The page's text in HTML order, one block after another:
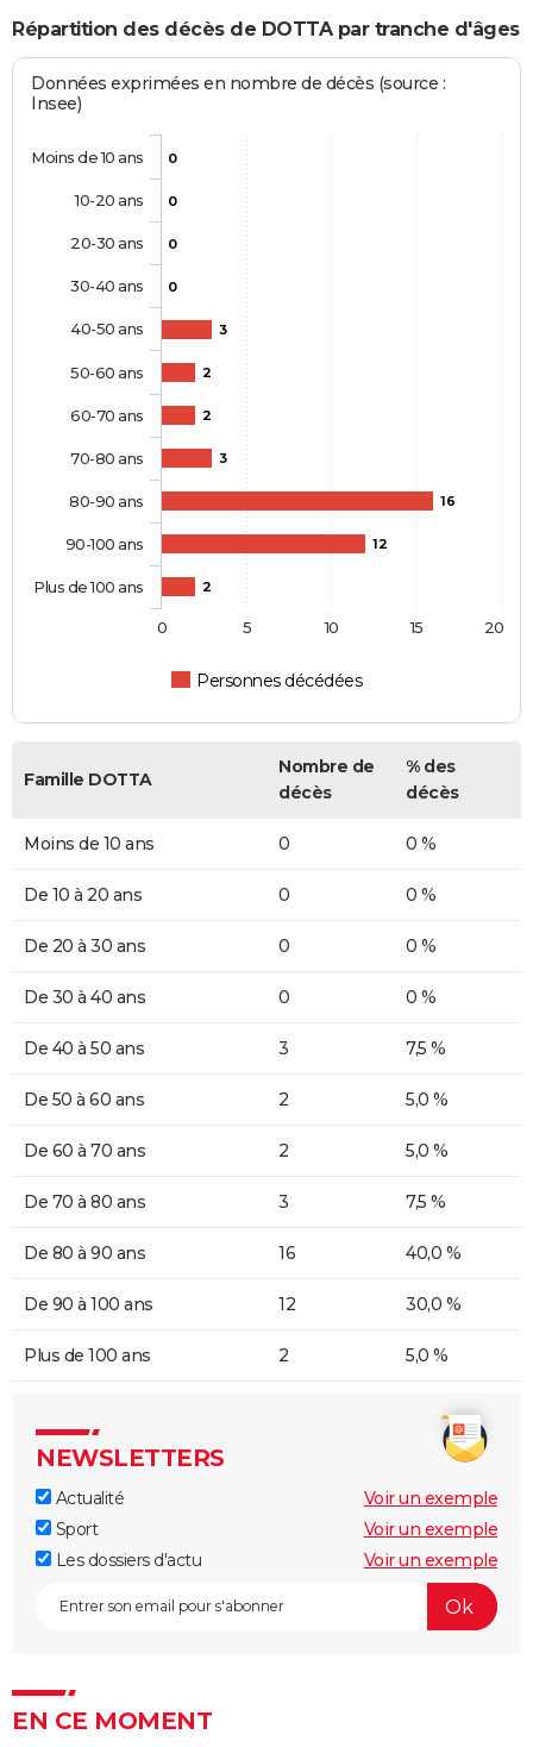
Répartition des décès de DOTTA par tranche d'âges
Données exprimées en nombre de décès (source :
Insee)
0
0
0
0
3
2
2
3
16
12
2
Personnes décédées
Moins de 10 ans
10-20 ans
20-30 ans
30-40 ans
40-50 ans
50-60 ans
60-70 ans
70-80 ans
80-90 ans
90-100 ans
Plus de 100 ans
0 5 10 15 20
Famille DOTTA
Nombre de
décès
% des
décès
Moins de 10 ans 0 0 %
De 10 à 20 ans 0 0 %
De 20 à 30 ans 0 0 %
De 30 à 40 ans 0 0 %
De 40 à 50 ans 3 7,5 %
De 50 à 60 ans 2 5,0 %
De 60 à 70 ans 2 5,0 %
De 70 à 80 ans 3 7,5 %
De 80 à 90 ans 16 40,0 %
De 90 à 100 ans 12 30,0 %
Plus de 100 ans 2 5,0 %
NEWSLETTERS
Actualité
Voir un exemple
Sport
Voir un exemple
Les dossiers d'actu
Voir un exemple
EN CE MOMENT